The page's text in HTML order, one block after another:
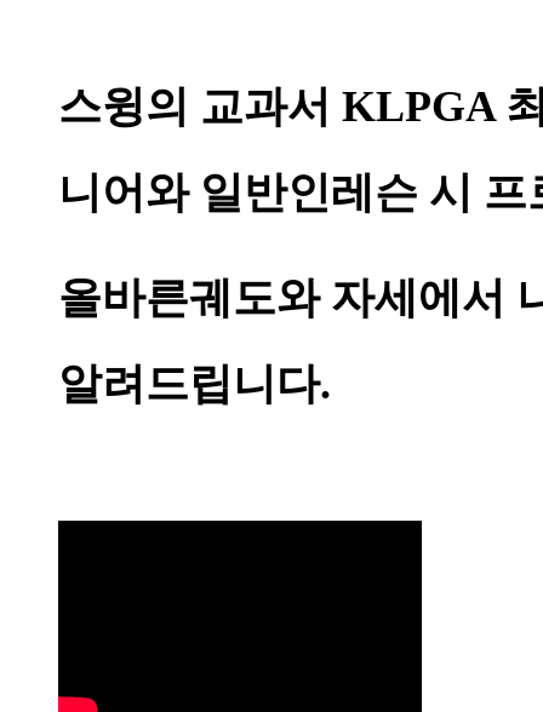
스윙의 교과서 KLPGA
니어와 일반인레슨 시
올바른궤도와 자세에서
알려드립니다.